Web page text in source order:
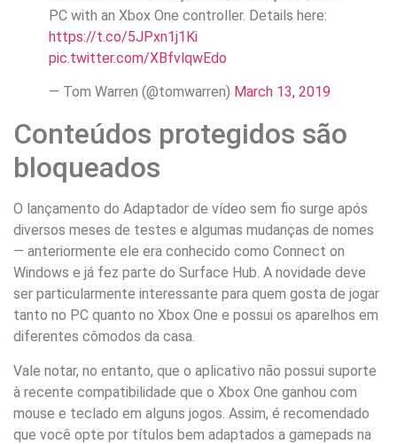
PC with an Xbox One controller. Details here:
https://t.co/5JPxn1j1Ki
pic.twitter.com/XBfvlqwEdo
— Tom Warren (@tomwarren) March 13, 2019
Conteúdos protegidos são
bloqueados
O lançamento do Adaptador de vídeo sem fio surge após
diversos meses de testes e algumas mudanças de nomes
— anteriormente ele era conhecido como Connect on
Windows e já fez parte do Surface Hub. A novidade deve
ser particularmente interessante para quem gosta de jogar
tanto no PC quanto no Xbox One e possui os aparelhos em
diferentes cômodos da casa.
Vale notar, no entanto, que o aplicativo não possui suporte
à recente compatibilidade que o Xbox One ganhou com
mouse e teclado em alguns jogos. Assim, é recomendado
que você opte por títulos bem adaptados a gamepads na